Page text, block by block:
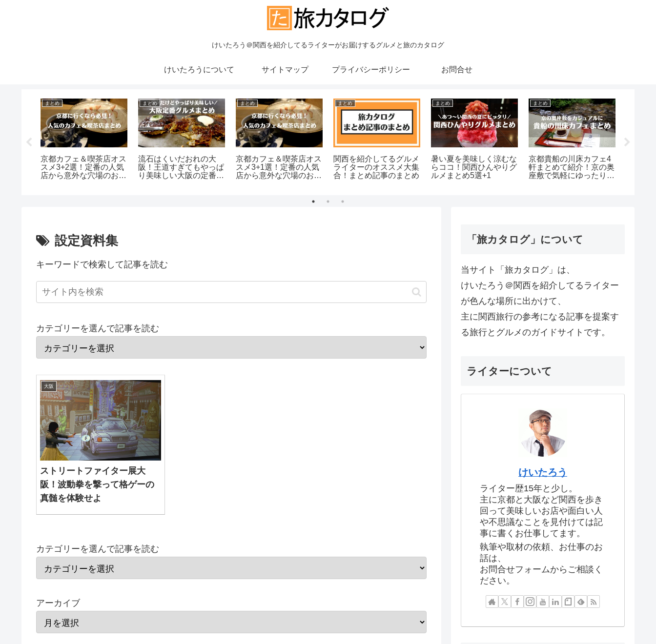
けいたろう＠関西を紹介してるライターがお届けするグルメと旅のカタログ
けいたろうについて サイトマップ プライバシーポリシー お問合せ
まとめ
京都カフェ＆喫茶店オス
スメ3+2選！定番の人気
店から意外な穴場のお店
まとめ
流石はくいだおれの大
阪！王道すぎてもやっぱ
り美味しい大阪の定番グ
まとめ
京都カフェ＆喫茶店オス
スメ3+1選！定番の人気
店から意外な穴場のお店
まとめ
関西を紹介してるグルメ
ライターのオススメ大集
合！まとめ記事のまとめ
まとめ
暑い夏を美味しく涼むな
らココ！関西ひんやりグ
ルメまとめ5選+1
まとめ
京都貴船の川床カフェ4
軒まとめて紹介！京の奥
座敷で気軽にゆったり＋
設定資料集
キーワードで検索して記事を読む
カテゴリーを選んで記事を読む
大阪
ストリートファイター展大
阪！波動拳を撃って格ゲーの
真髄を体験せよ
カテゴリーを選んで記事を読む
アーカイブ
「旅カタログ」について
当サイト「旅カタログ」は、
けいたろう＠関西を紹介してるライター
が色んな場所に出かけて、
主に関西旅行の参考になる記事を提案す
る旅行とグルメのガイドサイトです。
ライターについて
けいたろう
ライター歴15年と少し。
主に京都と大阪など関西を歩き
回って美味しいお店や面白い人
や不思議なことを見付けては記
事に書くお仕事してます。
執筆や取材の依頼、お仕事のお
話は、
お問合せフォームからご相談く
ださい。